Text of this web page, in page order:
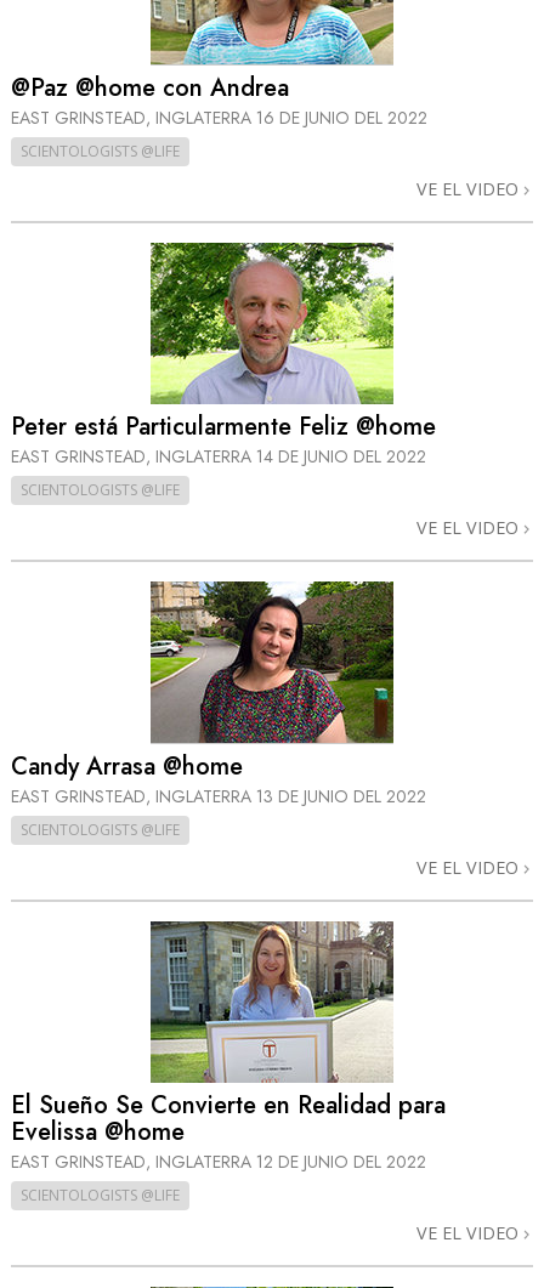
@Paz @home con Andrea
EAST GRINSTEAD, INGLATERRA 16 DE JUNIO DEL 2022
SCIENTOLOGISTS @LIFE
VE EL VIDEO
Peter está Particularmente Feliz @home
EAST GRINSTEAD, INGLATERRA 14 DE JUNIO DEL 2022
SCIENTOLOGISTS @LIFE
VE EL VIDEO
Candy Arrasa @home
EAST GRINSTEAD, INGLATERRA 13 DE JUNIO DEL 2022
SCIENTOLOGISTS @LIFE
VE EL VIDEO
El Sueño Se Convierte en Realidad para
Evelissa @home
EAST GRINSTEAD, INGLATERRA 12 DE JUNIO DEL 2022
SCIENTOLOGISTS @LIFE
VE EL VIDEO